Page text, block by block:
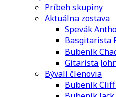
Príbeh skupiny
Aktuálna zostava
Spevák
Basgitarista
Bubeník
Gitarista
Bývalí členovia
Bubeník